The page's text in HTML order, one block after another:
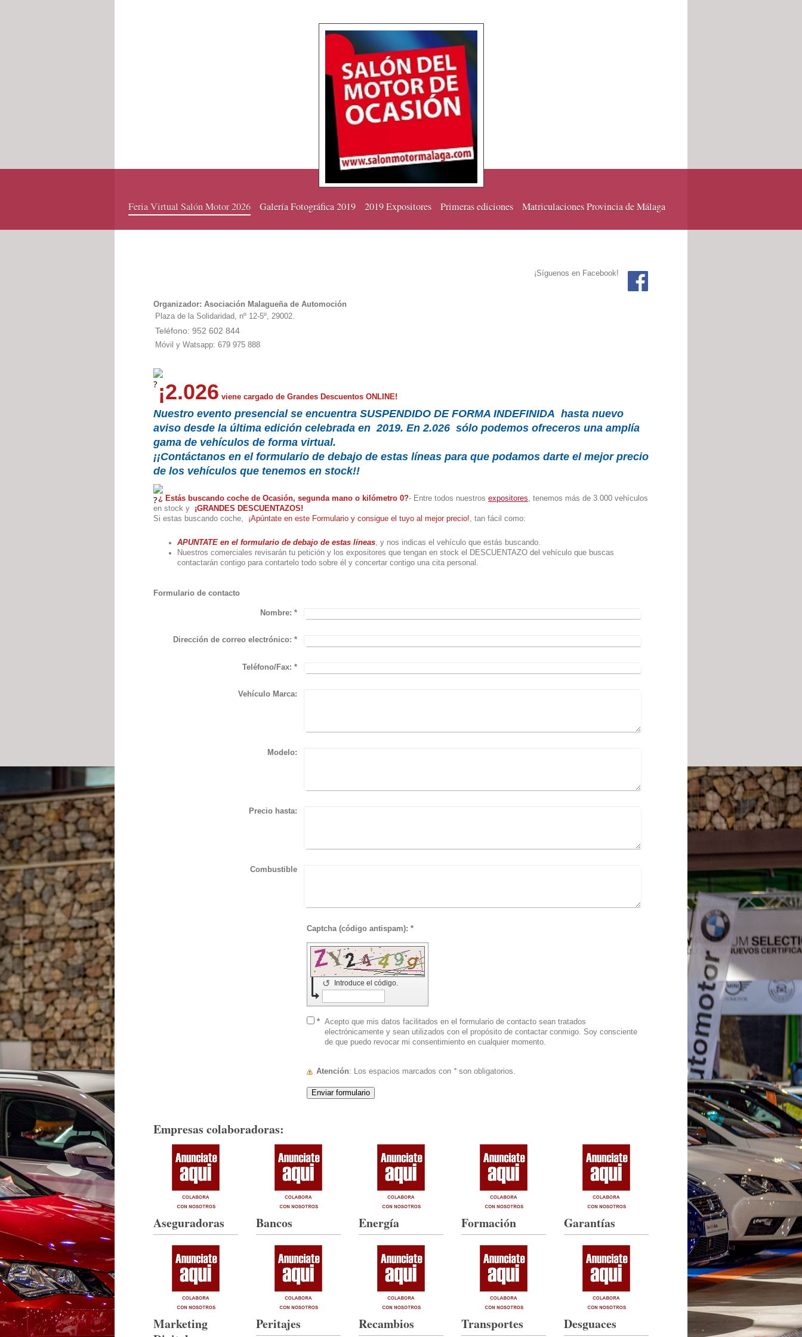
Feria Virtual Salón Motor 2026 Galería Fotográfica 2019 2019 Expositores Primeras ediciones Matriculaciones Provincia de Málaga
¡Síguenos en Facebook!
Organizador: Asociación Malagueña de Automoción
Plaza de la Solidaridad, nº 12-5º, 29002.
Teléfono: 952 602 844
Móvil y Watsapp: 679 975 888
¡2.026 viene cargado de Grandes Descuentos ONLINE!
Nuestro evento presencial se encuentra SUSPENDIDO DE FORMA INDEFINIDA hasta nuevo
aviso desde la última edición celebrada en 2019. En 2.026 sólo podemos ofreceros una amplía
gama de vehículos de forma virtual.
¡¡Contáctanos en el formulario de debajo de estas líneas para que podamos darte el mejor precio
de los vehículos que tenemos en stock!!
¿ Estás buscando coche de Ocasión, segunda mano o kilómetro 0?- Entre todos nuestros expositores, tenemos más de 3.000 vehículos
en stock y
¡GRANDES DESCUENTAZOS!
Si estas buscando coche, ¡Apúntate en este Formulario y consigue el tuyo al mejor precio!, tan fácil como:
APUNTATE en el formulario de debajo de estas líneas, y nos indicas el vehículo que estás buscando.
Nuestros comerciales revisarán tu petición y los expositores que tengan en stock el DESCUENTAZO del vehículo que buscas
contactarán contigo para contartelo todo sobre él y concertar contigo una cita personal.
Formulario de contacto
Nombre: *
Dirección de correo electrónico: *
Teléfono/Fax: *
Vehículo Marca:
Modelo:
Precio hasta:
Combustible
Captcha (código antispam): *
Introduce el código.
↺
* Acepto que mis datos facilitados en el formulario de contacto sean tratados
electrónicamente y sean utilizados con el propósito de contactar conmigo. Soy consciente
de que puedo revocar mi consentimiento en cualquier momento.
Atención : Los espacios marcados con *son obligatorios.
Empresas colaboradoras:
Aseguradoras Bancos Energía Formación Garantías
Marketing
Peritajes Recambios Transportes Desguaces